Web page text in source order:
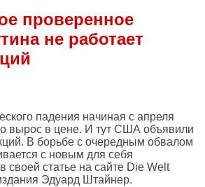
проверенное
не работает
падения начиная с апреля
вырос в цене. И тут США объявили
В борьбе с очередным обвалом
с новым для себя
статье на сайте Die Welt
Эдуард Штайнер.